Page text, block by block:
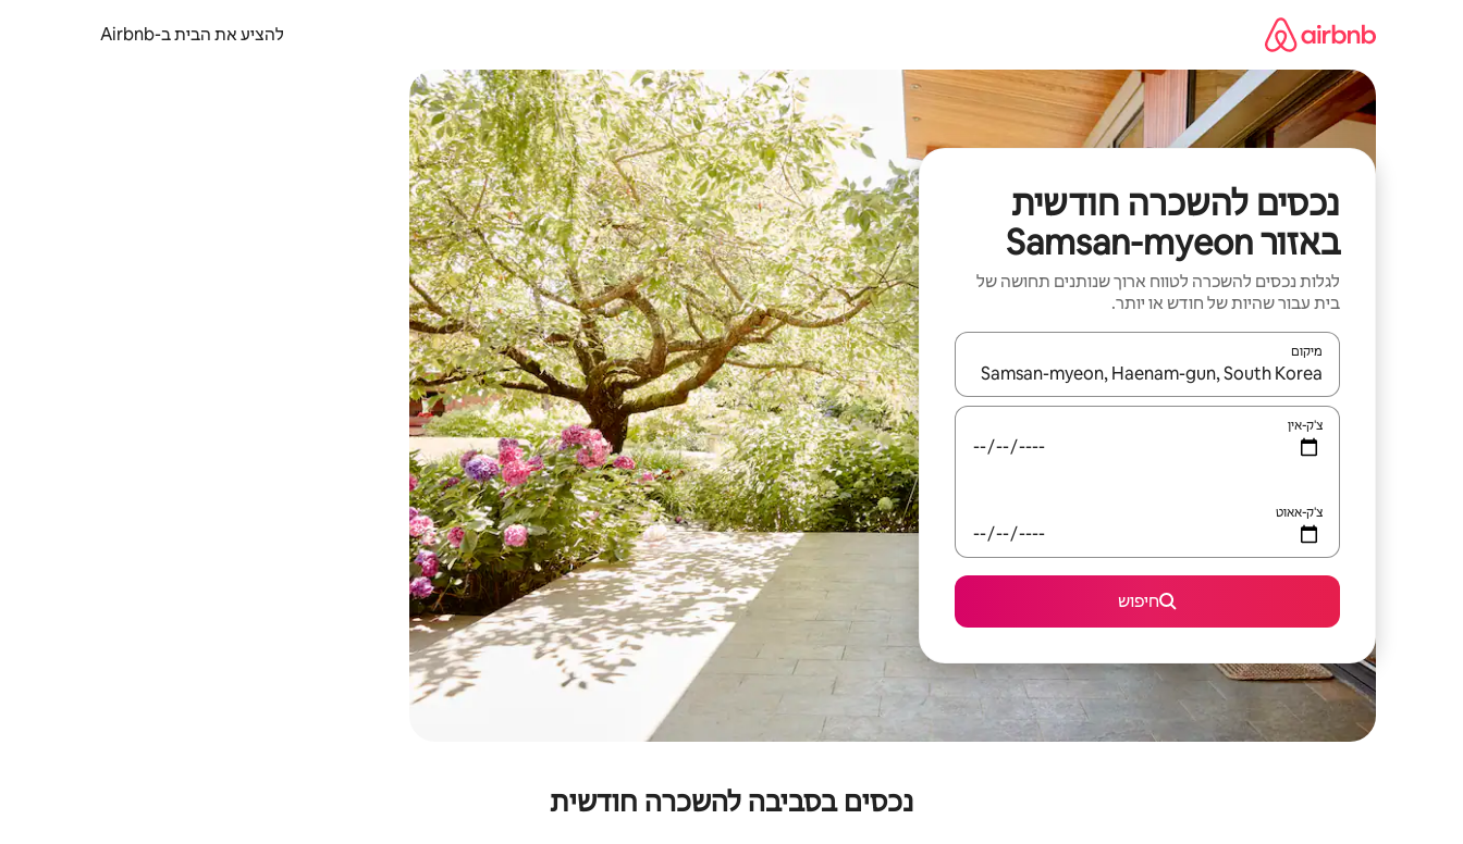
להציע את הבית ב-Airbnb
נכסים להשכרה חודשית
באזור Samsan-myeon
לגלות נכסים להשכרה לטווח ארוך שנותנים תחושה של
בית עבור שהיות של חודש או יותר.
מיקום
כאשר התוצאות יהיו זמינות, יש לנווט עם מקשי החיצים למעלה ולמטה או לעיין בעזרת תנועות מגע או החלקה.
צ'ק-אין
צ'ק-אאוט
חיפוש
נכסים בסביבה להשכרה חודשית